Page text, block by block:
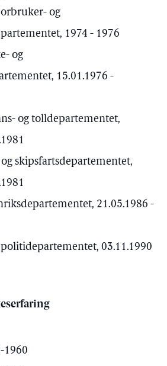
og
1974 - 1976
og
15.01.1976 -
og tolldepartementet,
skipsfartsdepartementet,
21.05.1986 -
politidepartementet, 03.11.1990
1960